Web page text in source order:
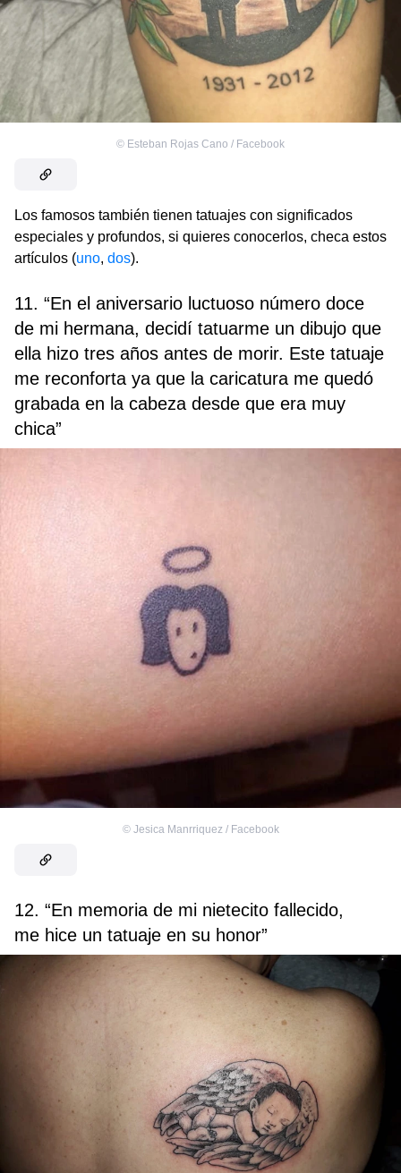
© Esteban Rojas Cano / Facebook
Los famosos también tienen tatuajes con significados
especiales y profundos, si quieres conocerlos, checa estos
artículos (uno, dos).
11. “En el aniversario luctuoso número doce
de mi hermana, decidí tatuarme un dibujo que
ella hizo tres años antes de morir. Este tatuaje
me reconforta ya que la caricatura me quedó
grabada en la cabeza desde que era muy
chica”
© Jesica Manrriquez / Facebook
12. “En memoria de mi nietecito fallecido,
me hice un tatuaje en su honor”